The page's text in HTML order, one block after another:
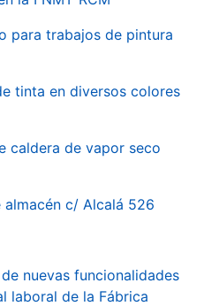
para trabajos de pintura
tinta en diversos colores
caldera de vapor seco
c/ Alcalá 526
nuevas funcionalidades
laboral de la Fábrica